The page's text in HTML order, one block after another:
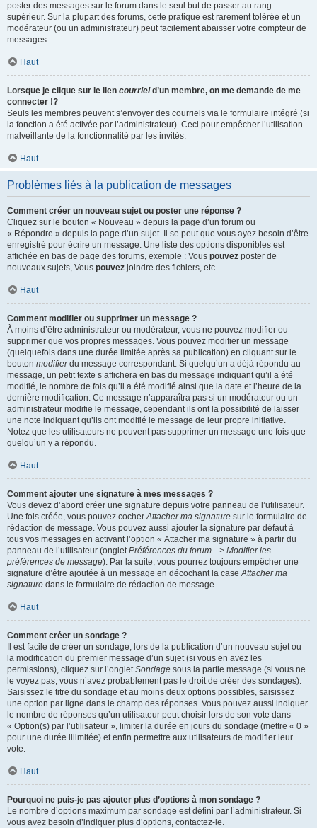
poster des messages sur le forum dans le seul but de passer au rang
supérieur. Sur la plupart des forums, cette pratique est rarement tolérée et un
modérateur (ou un administrateur) peut facilement abaisser votre compteur de
messages.
Haut
Lorsque je clique sur le lien courrield’un membre, on me demande de me
connecter !?
Seuls les membres peuvent s’envoyer des courriels via le formulaire intégré (si
la fonction a été activée par l’administrateur). Ceci pour empêcher l’utilisation
malveillante de la fonctionnalité par les invités.
Haut
Problèmes liés à la publication de messages
Comment créer un nouveau sujet ou poster une réponse ?
Cliquez sur le bouton « Nouveau » depuis la page d’un forum ou
« Répondre » depuis la page d’un sujet. Il se peut que vous ayez besoin d’être
enregistré pour écrire un message. Une liste des options disponibles est
affichée en bas de page des forums, exemple : Vous pouvez poster de
nouveaux sujets, Vous pouvez joindre des fichiers, etc.
Haut
Comment modifier ou supprimer un message ?
À moins d’être administrateur ou modérateur, vous ne pouvez modifier ou
supprimer que vos propres messages. Vous pouvez modifier un message
(quelquefois dans une durée limitée après sa publication) en cliquant sur le
bouton modifierdu message correspondant. Si quelqu’un a déjà répondu au
message, un petit texte s’affichera en bas du message indiquant qu’il a été
modifié, le nombre de fois qu’il a été modifié ainsi que la date et l’heure de la
dernière modification. Ce message n’apparaîtra pas si un modérateur ou un
administrateur modifie le message, cependant ils ont la possibilité de laisser
une note indiquant qu’ils ont modifié le message de leur propre initiative.
Notez que les utilisateurs ne peuvent pas supprimer un message une fois que
quelqu’un y a répondu.
Haut
Comment ajouter une signature à mes messages ?
Vous devez d’abord créer une signature depuis votre panneau de l’utilisateur.
Une fois créée, vous pouvez cocherAttacher ma signature sur le formulaire de
rédaction de message. Vous pouvez aussi ajouter la signature par défaut à
tous vos messages en activant l’option « Attacher ma signature » à partir du
panneau de l’utilisateur (ongletPréférences du forum --> Modifier les
préférences de message). Par la suite, vous pourrez toujours empêcher une
signature d’être ajoutée à un message en décochant la caseAttacher ma
signature dans le formulaire de rédaction de message.
Haut
Comment créer un sondage ?
Il est facile de créer un sondage, lors de la publication d’un nouveau sujet ou
la modification du premier message d’un sujet (si vous en avez les
permissions), cliquez sur l’ongletSondage sous la partie message (si vous ne
le voyez pas, vous n’avez probablement pas le droit de créer des sondages).
Saisissez le titre du sondage et au moins deux options possibles, saisissez
une option par ligne dans le champ des réponses. Vous pouvez aussi indiquer
le nombre de réponses qu’un utilisateur peut choisir lors de son vote dans
« Option(s) par l’utilisateur », limiter la durée en jours du sondage (mettre « 0 »
pour une durée illimitée) et enfin permettre aux utilisateurs de modifier leur
vote.
Haut
Pourquoi ne puis-je pas ajouter plus d’options à mon sondage ?
Le nombre d’options maximum par sondage est défini par l’administrateur. Si
vous avez besoin d’indiquer plus d’options, contactez-le.